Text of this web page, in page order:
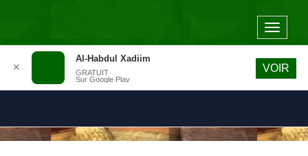
Toggle
✕
Al-Habdul Xadiim
GRATUIT
Sur Google Play
VOIR